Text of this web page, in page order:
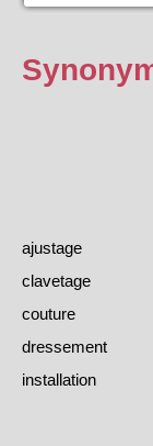
ajustage
clavetage
couture
dressement
installation